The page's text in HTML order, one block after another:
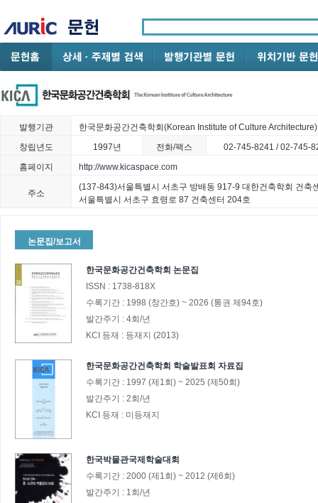
발행기관
한국문화공간건축학회(Korean Institute of Culture Architecture)
창립년도
1997년 전화/팩스
02-745-8241 / 02-745-
홈페이지
http://www.kicaspace.com
주소
(137-843)서울특별시 서초구 방배동 917-9 대한건축학회 건축
서울특별시 서초구 효령로 87 건축센터 204호
논문집/보고서
한국문화공간건축학회 논문집
ISSN : 1738-818X
수록기간 : 1998 (창간호) ~ 2026 (통권 제94호)
발간주기 : 4회/년
KCI 등재 : 등재지 (2013)
한국문화공간건축학회 학술발표회 자료집
수록기간 : 1997 (제1회) ~ 2025 (제50회)
발간주기 : 2회/년
KCI 등재 : 미등재지
한국박물관국제학술대회
수록기간 : 2000 (제1회) ~ 2012 (제6회)
발간주기 : 1회/년